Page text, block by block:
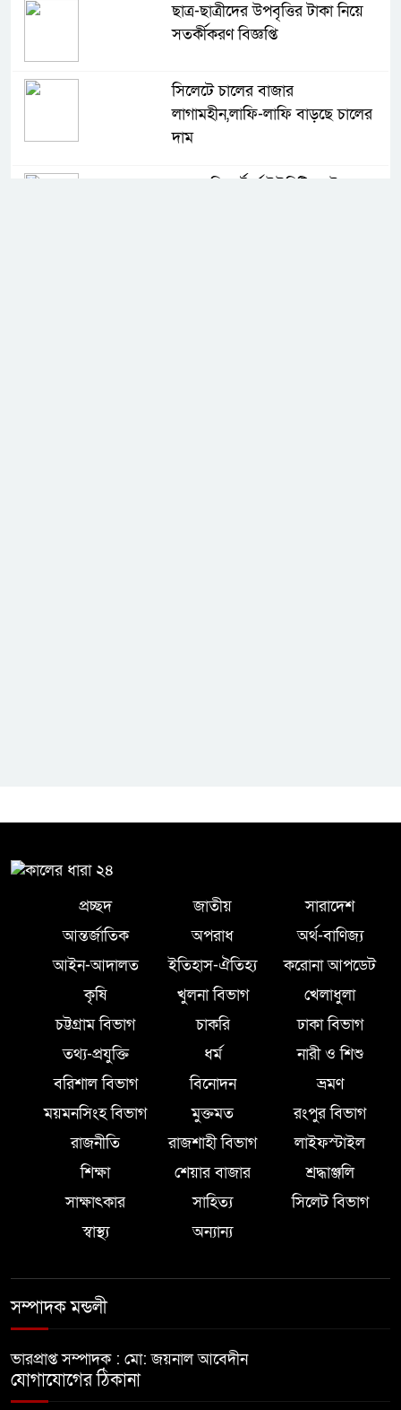
ছাত্র-ছাত্রীদের উপবৃত্তির টাকা নিয়ে
সতর্কীকরণ বিজ্ঞপ্তি
সিলেটে চালের বাজার
লাগামহীন,লাফি-লাফি বাড়ছে চালের
দাম
মাগুরা রিপোর্টার্স ইউনিটির দুই বছর
প্রচ্ছদ জাতীয়
সারাদেশ
আন্তর্জাতিক
অপরাধ
অর্থ-বাণিজ্য
আইন-আদালত
ইতিহাস-ঐতিহ্য
করোনা আপডেট
কৃষি
খুলনা বিভাগ
খেলাধুলা
চট্টগ্রাম বিভাগ
চাকরি
ঢাকা বিভাগ
তথ্য-প্রযুক্তি
ধর্ম
নারী ও শিশু
বরিশাল বিভাগ
বিনোদন
ভ্রমণ
ময়মনসিংহ বিভাগ
মুক্তমত
রংপুর বিভাগ
রাজনীতি
রাজশাহী বিভাগ
লাইফস্টাইল
শিক্ষা
শেয়ার বাজার
শ্রদ্ধাঞ্জলি
সাক্ষাৎকার
সাহিত্য
সিলেট বিভাগ
স্বাস্থ্য
অন্যান্য
সম্পাদক মন্ডলী
ভারপ্রাপ্ত সম্পাদক : মো: জয়নাল আবেদীন
যোগাযোগের ঠিকানা